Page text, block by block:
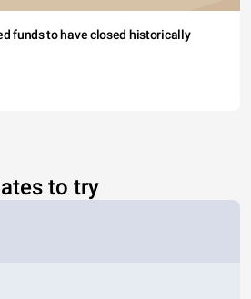
funds to have closed historically
to try